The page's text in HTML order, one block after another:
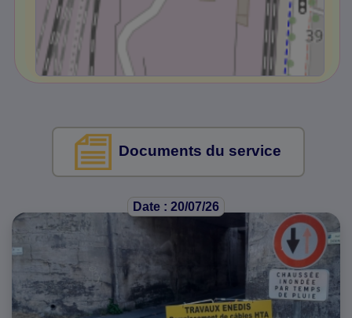
Documents du service
Date : 20/07/26